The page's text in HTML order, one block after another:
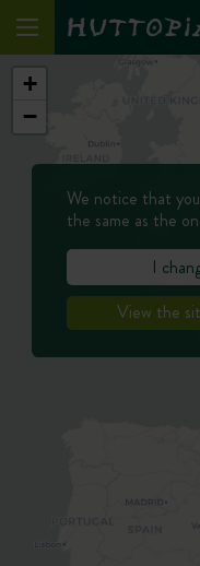
+
−
We notice that
the same as the
I
View the